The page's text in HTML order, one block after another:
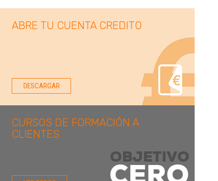
ABRE TU CUENTA CREDITO
DESCARGAR
CURSOS DE FORMACIÓN A
CLIENTES